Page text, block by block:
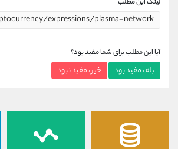
لینک این مطلب
آیا این مطلب برای شما مفید بود؟
بله ، مفید بود خیر ، مفید نبود